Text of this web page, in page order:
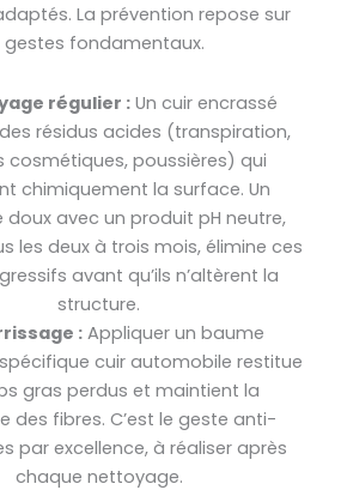
La prévention repose sur
fondamentaux.
régulier : Un cuir encrassé
résidus acides (transpiration,
cosmétiques, poussières) qui
chimiquement la surface. Un
avec un produit pH neutre,
les deux à trois mois, élimine ces
avant qu’ils n’altèrent la
structure.
:Appliquer un baume
cuir automobile restitue
gras perdus et maintient la
des fibres. C’est le geste anti-
par excellence, à réaliser après
chaque nettoyage.